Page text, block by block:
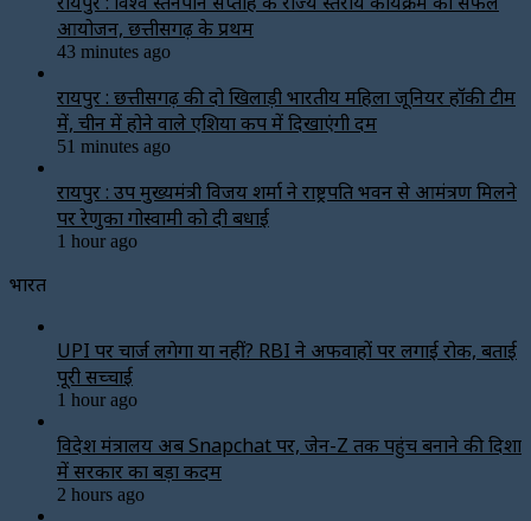
आयोजन, छत्तीसगढ़ के प्रथम
43 minutes ago
रायपुर : छत्तीसगढ़ की दो खिलाड़ी भारतीय महिला जूनियर हॉकी टीम
में, चीन में होने वाले एशिया कप में दिखाएंगी दम
51 minutes ago
रायपुर : उप मुख्यमंत्री विजय शर्मा ने राष्ट्रपति भवन से आमंत्रण मिलने
पर रेणुका गोस्वामी को दी बधाई
1 hour ago
भारत
UPI पर चार्ज लगेगा या नहीं? RBI ने अफवाहों पर लगाई रोक, बताई
पूरी सच्चाई
1 hour ago
विदेश मंत्रालय अब Snapchat पर, जेन-Z तक पहुंच बनाने की दिशा
में सरकार का बड़ा कदम
2 hours ago